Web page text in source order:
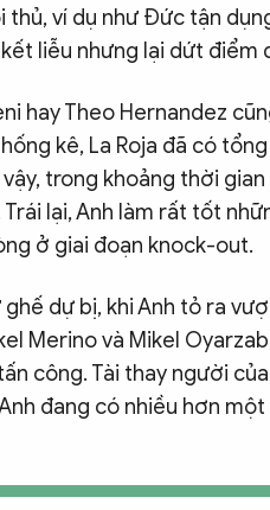
ví dụ như Đức tận
liễu nhưng lại dứt điểm
hay Theo Hernandez
kê, La Roja đã có
trong khoảng thời
lại, Anh làm rất tốt
ở giai đoạn knock-out.
dự bị, khi Anh tỏ ra
Merino và Mikel
công. Tài thay người
đang có nhiều hơn